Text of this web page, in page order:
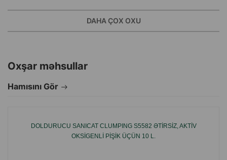
DAHA ÇOX OXU
Oxşar məhsullar
Hamısını Gör
DOLDURUCU SANICAT CLUMPING S5582 ƏTIRSIZ, AKTIV
OKSIGENLI PIŞIK ÜÇÜN 10 L.